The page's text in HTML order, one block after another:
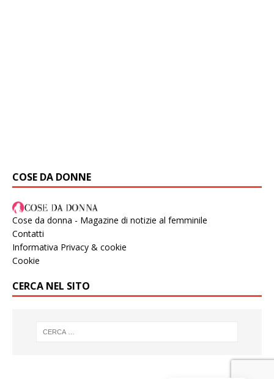
COSE DA DONNE
Cose da donna - Magazine di notizie al femminile
Contatti
Informativa Privacy & cookie
Cookie
CERCA NEL SITO